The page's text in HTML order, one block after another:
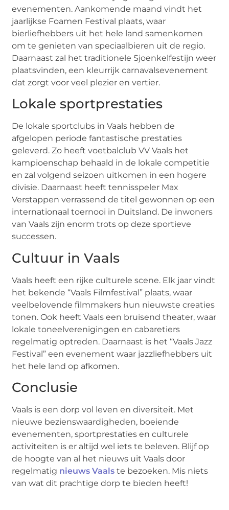
evenementen. Aankomende maand vindt het
jaarlijkse Foamen Festival plaats, waar
bierliefhebbers uit het hele land samenkomen
om te genieten van speciaalbieren uit de regio.
Daarnaast zal het traditionele Sjoenkelfestijn weer
plaatsvinden, een kleurrijk carnavalsevenement
dat zorgt voor veel plezier en vertier.
Lokale sportprestaties
De lokale sportclubs in Vaals hebben de
afgelopen periode fantastische prestaties
geleverd. Zo heeft voetbalclub VV Vaals het
kampioenschap behaald in de lokale competitie
en zal volgend seizoen uitkomen in een hogere
divisie. Daarnaast heeft tennisspeler Max
Verstappen verrassend de titel gewonnen op een
internationaal toernooi in Duitsland. De inwoners
van Vaals zijn enorm trots op deze sportieve
successen.
Cultuur in Vaals
Vaals heeft een rijke culturele scene. Elk jaar vindt
het bekende “Vaals Filmfestival” plaats, waar
veelbelovende filmmakers hun nieuwste creaties
tonen. Ook heeft Vaals een bruisend theater, waar
lokale toneelverenigingen en cabaretiers
regelmatig optreden. Daarnaast is het “Vaals Jazz
Festival” een evenement waar jazzliefhebbers uit
het hele land op afkomen.
Conclusie
Vaals is een dorp vol leven en diversiteit. Met
nieuwe bezienswaardigheden, boeiende
evenementen, sportprestaties en culturele
activiteiten is er altijd wel iets te beleven. Blijf op
de hoogte van al het nieuws uit Vaals door
regelmatig nieuws Vaals te bezoeken. Mis niets
van wat dit prachtige dorp te bieden heeft!